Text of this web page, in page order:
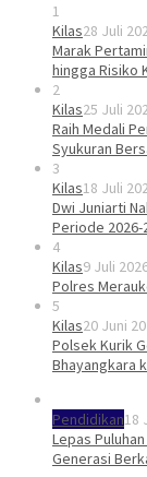
1
Kilas28 Juli
Marak
hingga Risiko
2
Kilas25 Juli
Raih Medali
Syukuran
3
Kilas18 Juli
Dwi Juniarti
Periode 2026-
4
Kilas9 Juli
Polres
5
Kilas20 Juni
Polsek Kurik
Bhayangkara
Pendidikan18
Lepas
Generasi